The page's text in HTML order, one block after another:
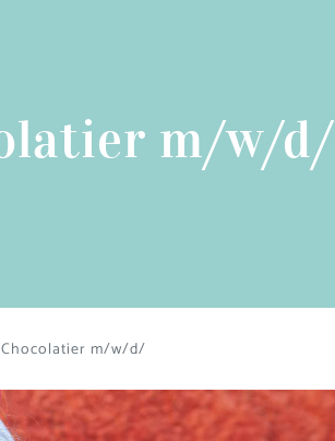
m/w/d/
Chocolatier m/w/d/